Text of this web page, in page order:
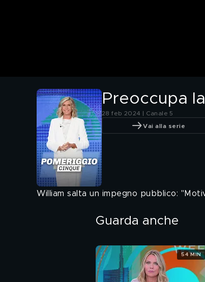
Preoccupa
28 feb 2024 | Canale 5
Vai alla serie
William salta un impegno pubblico:
Guarda anche
54 MIN